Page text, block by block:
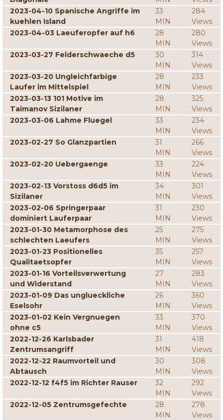
2023-04-10 Spanische Angriffe im
kuehlen Island
33
MIN
284
Views
2023-04-03 Laeuferopfer auf h6
28
MIN
280
Views
2023-03-27 Felderschwaeche d5
30
MIN
314
Views
2023-03-20 Ungleichfarbige
Laufer im Mittelspiel
28
MIN
233
Views
2023-03-13 101 Motive im
Taimanov Sizilaner
28
MIN
325
Views
2023-03-06 Lahme Fluegel
33
MIN
234
Views
2023-02-27 So Glanzpartien
31
MIN
266
Views
2023-02-20 Uebergaenge
33
MIN
224
Views
2023-02-13 Vorstoss d6d5 im
Sizilaner
34
MIN
301
Views
2023-02-06 Springerpaar
dominiert Lauferpaar
31
MIN
230
Views
2023-01-30 Metamorphose des
schlechten Laeufers
25
MIN
275
Views
2023-01-23 Positionelles
Qualitaetsopfer
35
MIN
257
Views
2023-01-16 Vorteilsverwertung
und Widerstand
27
MIN
283
Views
2023-01-09 Das unglueckliche
Eselsohr
26
MIN
360
Views
2023-01-02 Kein Vergnuegen
ohne c5
33
MIN
370
Views
2022-12-26 Karlsbader
Zentrumsangriff
31
MIN
418
Views
2022-12-22 Raumvorteil und
Abtausch
30
MIN
308
Views
2022-12-12 f4f5 im Richter Rauser
32
MIN
292
Views
2022-12-05 Zentrumsgefechte
28
MIN
278
Views